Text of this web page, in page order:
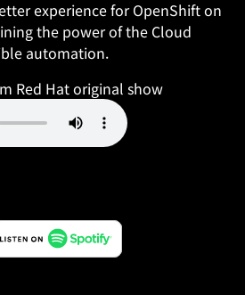
experience for OpenShift on
the power of the Cloud
automation.
Red Hat original show